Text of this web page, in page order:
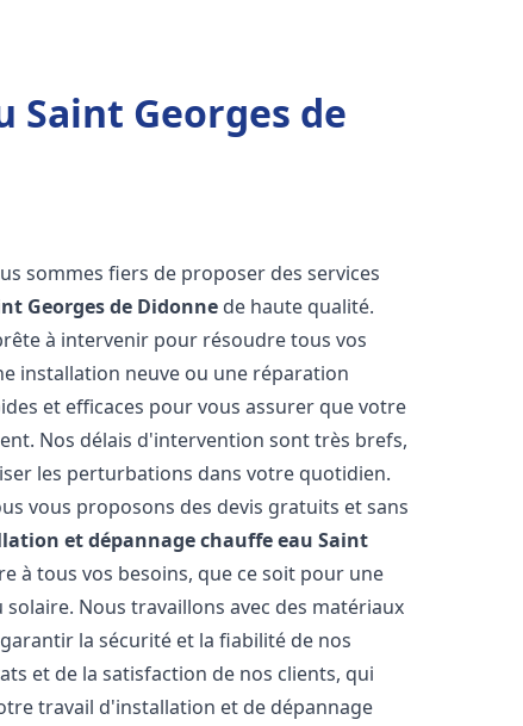
Georges de
sommes fiers de proposer des services
Georges de Didonne de haute qualité.
à intervenir pour résoudre tous vos
installation neuve ou une réparation
et efficaces pour vous assurer que votre
Nos délais d'intervention sont très brefs,
les perturbations dans votre quotidien.
vous proposons des devis gratuits et sans
et dépannage chauffe eau Saint
à tous vos besoins, que ce soit pour une
Nous travaillons avec des matériaux
la sécurité et la fiabilité de nos
et de la satisfaction de nos clients, qui
travail d'installation et de dépannage